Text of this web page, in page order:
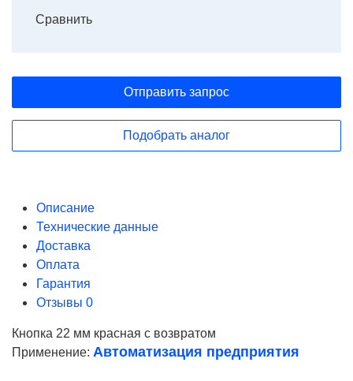
Сравнить
Отправить запрос
Подобрать аналог
Описание
Технические данные
Доставка
Оплата
Гарантия
Отзывы 0
Кнопка 22 мм красная с возвратом
Применение: Автоматизация предприятия
Ваше имя